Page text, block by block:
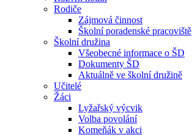
Rodiče
Zájmová činnost
Školní poradenské pracoviště
Školní družina
Všeobecné informace o ŠD
Dokumenty ŠD
Aktuálně ve školní družině
Učitelé
Žáci
Lyžařský výcvik
Volba povolání
Komeňák v akci